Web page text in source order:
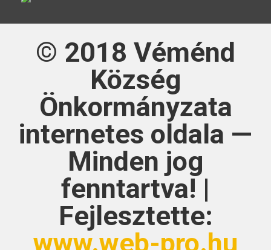
© 2018 Véménd
Község
Önkormányzata
internetes oldala —
Minden jog
fenntartva! |
Fejlesztette:
www.web-pro.hu